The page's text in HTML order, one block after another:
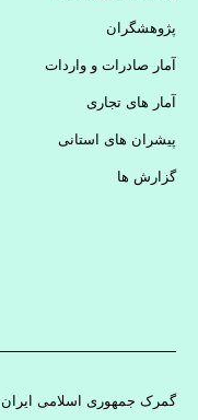
پژوهشگران
آمار صادرات و واردات
آمار های تجاری
پیشران های استانی
گزارش ها
گمرک جمهوری اسلامی ایران